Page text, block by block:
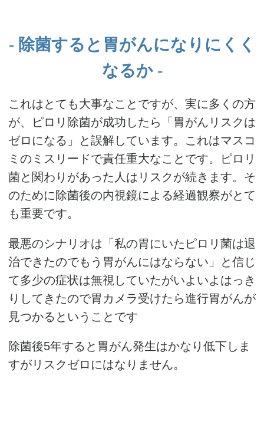
除菌すると胃がんになりにくく
なるか
これはとても大事なことですが、実に多くの方
が、ピロリ除菌が成功したら「胃がんリスクは
ゼロになる」と誤解しています。これはマスコ
ミのミスリードで責任重大なことです。ピロリ
菌と関わりがあった人はリスクが続きます。そ
のために除菌後の内視鏡による経過観察がとて
も重要です。
最悪のシナリオは「私の胃にいたピロリ菌は退
治できたのでもう胃がんにはならない」と信じ
て多少の症状は無視していたがいよいよはっき
りしてきたので胃カメラ受けたら進行胃がんが
見つかるということです
除菌後5年すると胃がん発生はかなり低下しま
すがリスクゼロにはなりません。